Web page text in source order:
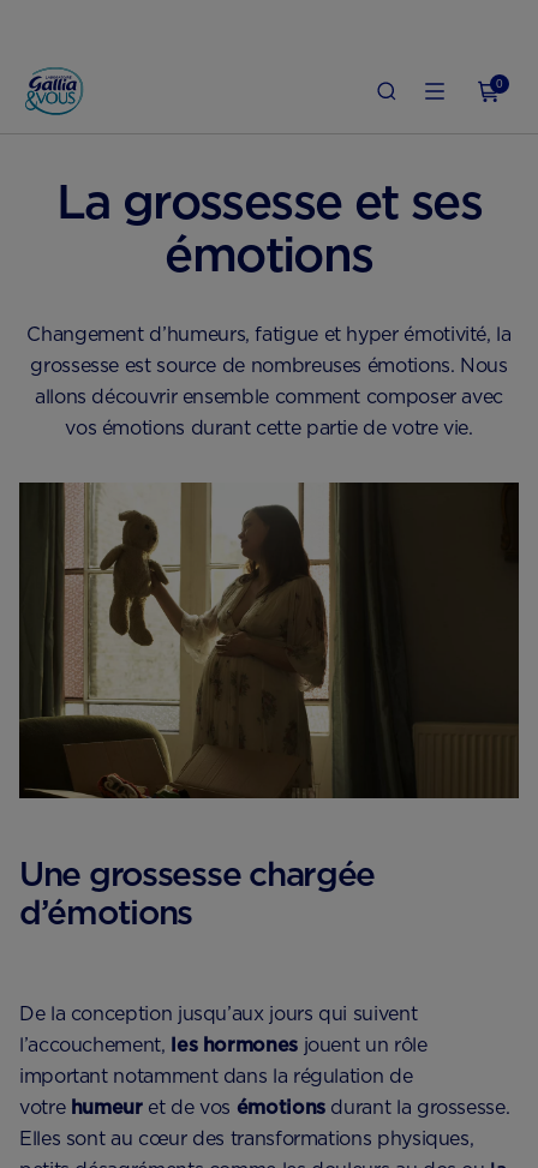
0
ACCUEIL
La grossesse et ses
émotions
Changement d’humeurs, fatigue et hyper émotivité, la
grossesse est source de nombreuses émotions. Nous
allons découvrir ensemble comment composer avec
vos émotions durant cette partie de votre vie.
Une grossesse chargée
d’émotions
De la conception jusqu’aux jours qui suivent
l’accouchement, les hormones jouent un rôle
important notamment dans la régulation de
votre humeuret de vos émotionsdurant la grossesse.
Elles sont au cœur des transformations physiques,